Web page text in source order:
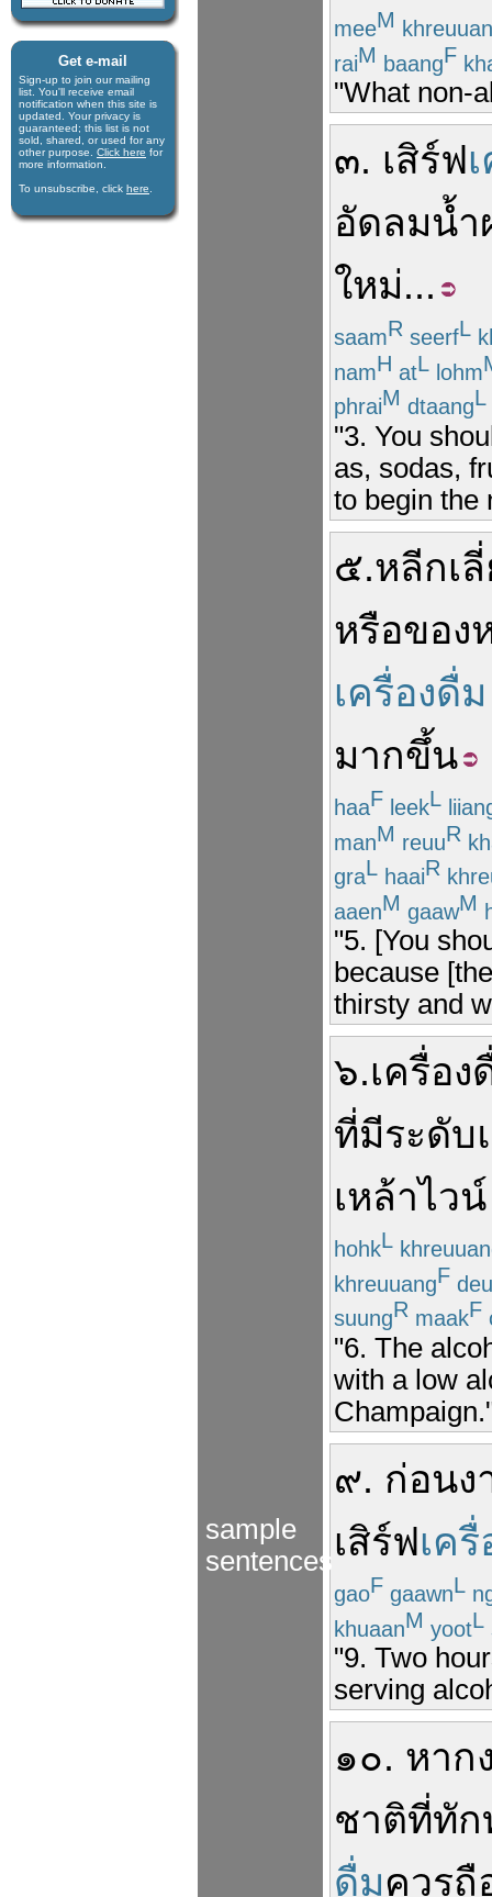
Get e-mail
Sign-up to join our mail­ing
list. You'll receive e­mail
notification when this site is
updated. Your privacy is
guaran­teed; this list is not
sold, shared, or used for any
other purpose. Click here for
more infor­mation.
To unsubscribe, click here
sample
sentences
meeM
raiM baangF
"What non-
๓. เสิร์ฟ
อัดลมน้ำ
ใหม่...
saamR seerfL
namH atL lohm
phraiM dtaangL
"3. You
as, sodas,
to begin the
๕.หลีกเ
หรือของ
เครื่องดื่ม
มากขึ้น
haaF leekL
manM reuuR
graL haaiR
aaenM gaawM
"5. [You
because
thirsty and
๖.เครื่อ
ที่มีระดับ
เหล้าไวน์
hohkL
khreuuangF
suungR maakF
"6. The
with a low
๙. ก่อนง
เสิร์ฟ เค
gaoF gaawnL
khuaanM yootL
"9. Two
serving
๑๐. หาก
ชาติที่ทัก
ดื่มควรถื